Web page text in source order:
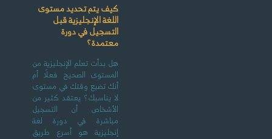
كيف يتم تحديد مستوى
اللغة الإنجليزية قبل
التسجيل في دورة
معتمدة؟
هل بدأت تعلم الإنجليزية من
المستوى الصحيح فعلًا أم
أنك تضيع وقتك في مستوى
لا يناسبك؟ يعتقد كثير من
الأشخاص أن التسجيل
مباشرة في دورة لغة
إنجليزية هو أسرع طريق